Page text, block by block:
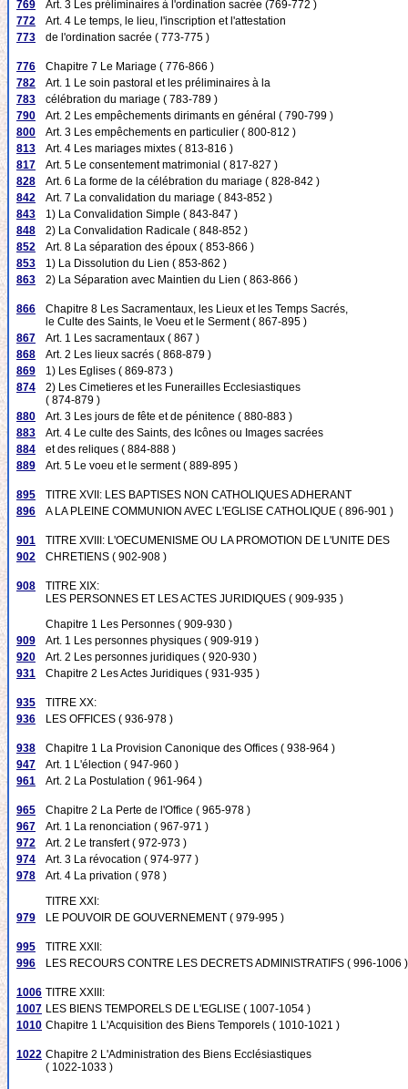
769
Art. 3 Les préliminaires à l'ordination sacrée (769-772 )
772
Art. 4 Le temps, le lieu, l'inscription et l'attestation
773
de l'ordination sacrée ( 773-775 )
776
Chapitre 7 Le Mariage ( 776-866 )
782
Art. 1 Le soin pastoral et les préliminaires à la
783
célébration du mariage ( 783-789 )
790
Art. 2 Les empêchements dirimants en général ( 790-799 )
800
Art. 3 Les empêchements en particulier ( 800-812 )
813
Art. 4 Les mariages mixtes ( 813-816 )
817
Art. 5 Le consentement matrimonial ( 817-827 )
828
Art. 6 La forme de la célébration du mariage ( 828-842 )
842
Art. 7 La convalidation du mariage ( 843-852 )
843
1) La Convalidation Simple ( 843-847 )
848
2) La Convalidation Radicale ( 848-852 )
852
Art. 8 La séparation des époux ( 853-866 )
853
1) La Dissolution du Lien ( 853-862 )
863
2) La Séparation avec Maintien du Lien ( 863-866 )
866
Chapitre 8 Les Sacramentaux, les Lieux et les Temps Sacrés,
le Culte des Saints, le Voeu et le Serment ( 867-895 )
867
Art. 1 Les sacramentaux ( 867 )
868
Art. 2 Les lieux sacrés ( 868-879 )
869
1) Les Eglises ( 869-873 )
874
2) Les Cimetieres et les Funerailles Ecclesiastiques
( 874-879 )
880
Art. 3 Les jours de fête et de pénitence ( 880-883 )
883
Art. 4 Le culte des Saints, des Icônes ou Images sacrées
884
et des reliques ( 884-888 )
889
Art. 5 Le voeu et le serment ( 889-895 )
895
TITRE XVII: LES BAPTISES NON CATHOLIQUES ADHERANT
896
A LA PLEINE COMMUNION AVEC L'EGLISE CATHOLIQUE ( 896-901 )
901
TITRE XVIII: L'OECUMENISME OU LA PROMOTION DE L'UNITE DES
902
CHRETIENS ( 902-908 )
908
TITRE XIX:
LES PERSONNES ET LES ACTES JURIDIQUES ( 909-935 )
Chapitre 1 Les Personnes ( 909-930 )
909
Art. 1 Les personnes physiques ( 909-919 )
920
Art. 2 Les personnes juridiques ( 920-930 )
931
Chapitre 2 Les Actes Juridiques ( 931-935 )
935
TITRE XX:
936
LES OFFICES ( 936-978 )
938
Chapitre 1 La Provision Canonique des Offices ( 938-964 )
947
Art. 1 L'élection ( 947-960 )
961
Art. 2 La Postulation ( 961-964 )
965
Chapitre 2 La Perte de l'Office ( 965-978 )
967
Art. 1 La renonciation ( 967-971 )
972
Art. 2 Le transfert ( 972-973 )
974
Art. 3 La révocation ( 974-977 )
978
Art. 4 La privation ( 978 )
TITRE XXI:
979
LE POUVOIR DE GOUVERNEMENT ( 979-995 )
995
TITRE XXII:
996
LES RECOURS CONTRE LES DECRETS ADMINISTRATIFS ( 996-1006 )
1006 TITRE XXIII:
1007 LES BIENS TEMPORELS DE L'EGLISE ( 1007-1054 )
1010 Chapitre 1 L'Acquisition des Biens Temporels ( 1010-1021 )
1022 Chapitre 2 L'Administration des Biens Ecclésiastiques
( 1022-1033 )